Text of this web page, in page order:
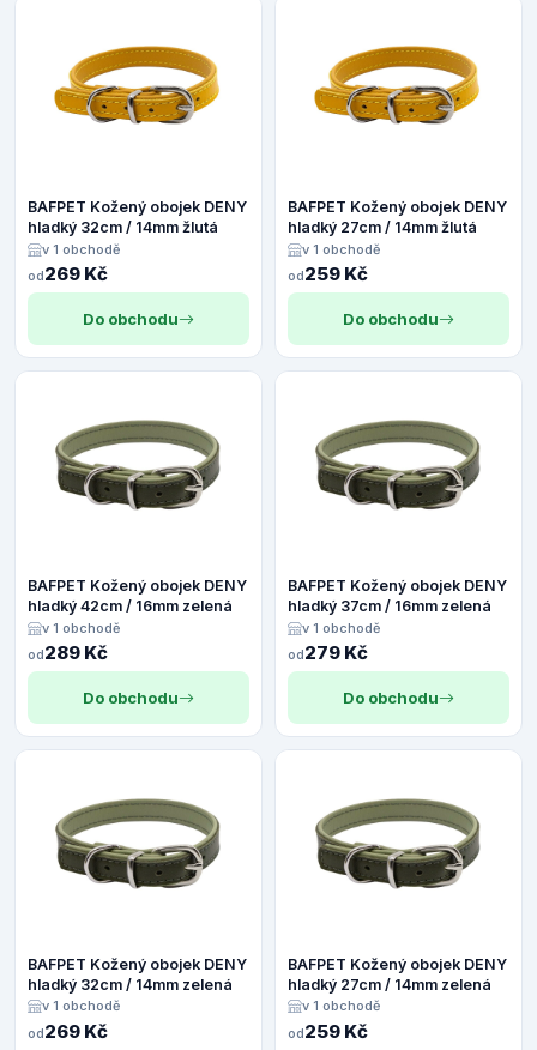
BAFPET Kožený obojek DENY
hladký 32cm / 14mm žlutá
v 1 obchodě
od269 Kč
Do obchodu
BAFPET Kožený obojek DENY
hladký 27cm / 14mm žlutá
v 1 obchodě
od259 Kč
Do obchodu
BAFPET Kožený obojek DENY
hladký 42cm / 16mm zelená
v 1 obchodě
od289 Kč
Do obchodu
BAFPET Kožený obojek DENY
hladký 37cm / 16mm zelená
v 1 obchodě
od279 Kč
Do obchodu
BAFPET Kožený obojek DENY
hladký 32cm / 14mm zelená
v 1 obchodě
od269 Kč
BAFPET Kožený obojek DENY
hladký 27cm / 14mm zelená
v 1 obchodě
od259 Kč